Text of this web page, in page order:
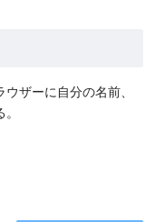
ザーに自分の名前、